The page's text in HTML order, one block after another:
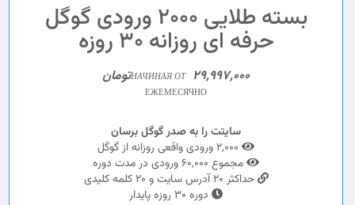
بسته طلایی 2000 ورودی گوگل
حرفه ای روزانه 30 روزه
НАЧИНАЯ ОТ 29,997,000تومان
ЕЖЕМЕСЯЧНО
سایتت را به صدر گوگل برسان
مجموع 60,000 ورودی در مدت دوره
حداکثر 20 آدرس سایت و 20 کلمه کلیدی
دوره 30 روزه پایدار